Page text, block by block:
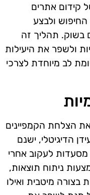
קידום אתרים
ולבצע
בשוק. תהליך זה
ולשפר את היעילות
לב מיוחדת לצרכי
הצלחת הקמפיינים
הדיגיטלי, ישנם
לעקוב אחרי
ניתוח תוצאות,
בצורה מיטבית ואילו